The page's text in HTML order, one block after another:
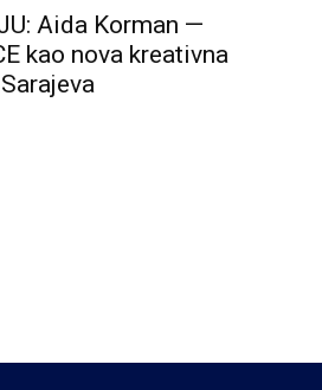
Aida Korman —
kao nova kreativna